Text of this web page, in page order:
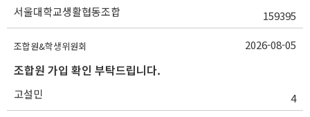
서울대학교생활협동조합 159395
조합원&학생위원회
조합원 가입 확인 부탁드립니다.
고설민 4
2026-08-05